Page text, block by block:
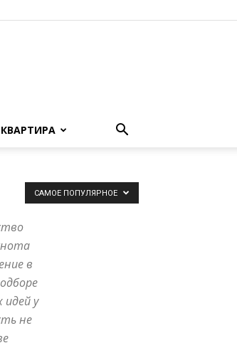
КВАРТИРА
в
у
не
САМОЕ ПОПУЛЯРНОЕ